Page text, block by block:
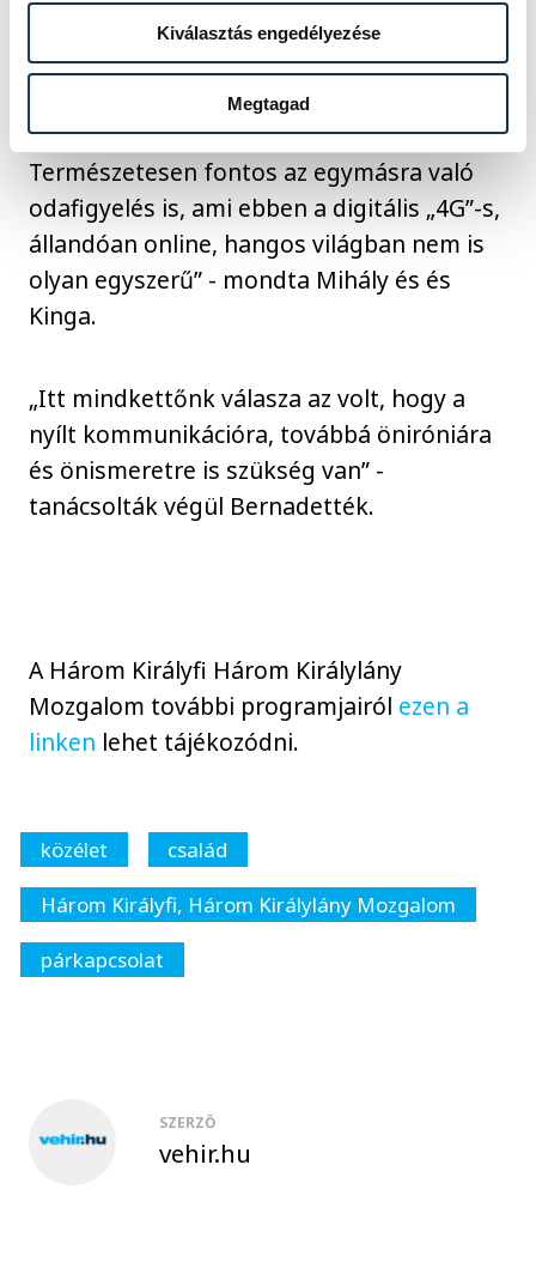
Kiválasztás engedélyezése
Megtagad
a jó házasságért?
„A bocsánatkérésre és a megbocsájtásra.
Ne múljon el nap a haragotok fölött.
Természetesen fontos az egymásra való
odafigyelés is, ami ebben a digitális „4G”-s,
állandóan online, hangos világban nem is
olyan egyszerű” - mondta Mihály és és
Kinga.
„Itt mindkettőnk válasza az volt, hogy a
nyílt kommunikációra, továbbá öniróniára
és önismeretre is szükség van” -
tanácsolták végül Bernadették.
A Három Királyfi Három Királylány
Mozgalom további programjairól ezen a
linken lehet tájékozódni.
közélet
család
Három Királyfi, Három Királylány Mozgalom
párkapcsolat
SZERZŐ
vehir.hu